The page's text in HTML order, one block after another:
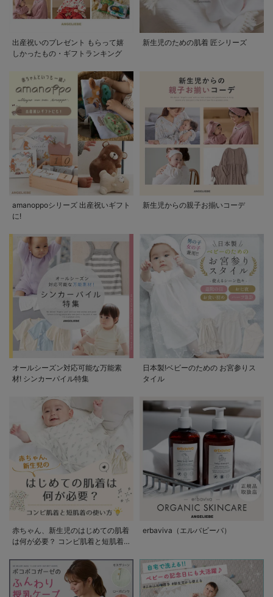
出産祝いのプレゼント もらって嬉
しかったもの・ギフトランキング
新生児のための肌着 匠シリーズ
amanoppoシリーズ 出産祝いギフト
に!
新生児からの親子お揃いコーデ
オールシーズン対応可能な万能素
材! シンカーパイル特集
日本製!ベビーのための お宮参りス
タイル
赤ちゃん、新生児のはじめての肌着
は何が必要？ コンビ肌着と短肌着
erbaviva（エルバビーバ）